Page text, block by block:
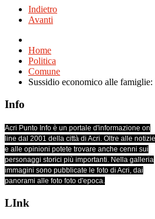
Indietro
Avanti
Home
Politica
Comune
Sussidio economico alle
Info
Acri Punto Info è un portale d'informazione on
line dal 2001 della città di Acri. Oltre alle notizie
e alle opinioni potete trovare anche cenni sui
personaggi storici più importanti. Nella galleria
immagini sono pubblicate le foto di Acri, dai
panorami alle foto foto d'epoca.
LInk